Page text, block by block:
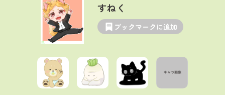
すねく
ブックマークに追加